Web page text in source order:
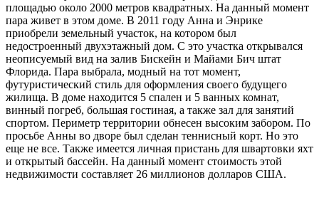
площадью около 2000 метров квадратных. На данный момент
пара живет в этом доме. В 2011 году Анна и Энрике
приобрели земельный участок, на котором был
недостроенный двухэтажный дом. С это участка открывался
неописуемый вид на залив Бискейн и Майами Бич штат
Флорида. Пара выбрала, модный на тот момент,
футуристический стиль для оформления своего будущего
жилища. В доме находится 5 спален и 5 ванных комнат,
винный погреб, большая гостиная, а также зал для занятий
спортом. Периметр территории обнесен высоким забором. По
просьбе Анны во дворе был сделан теннисный корт. Но это
еще не все. Также имеется личная пристань для швартовки яхт
и открытый бассейн. На данный момент стоимость этой
недвижимости составляет 26 миллионов долларов США.